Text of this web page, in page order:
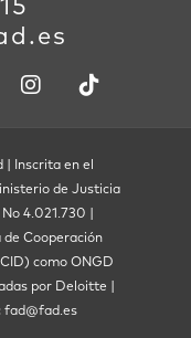
Inscrita en el
de Justicia
4.021.730 |
de Cooperación
como ONGD
por Deloitte |
fad@fad.es